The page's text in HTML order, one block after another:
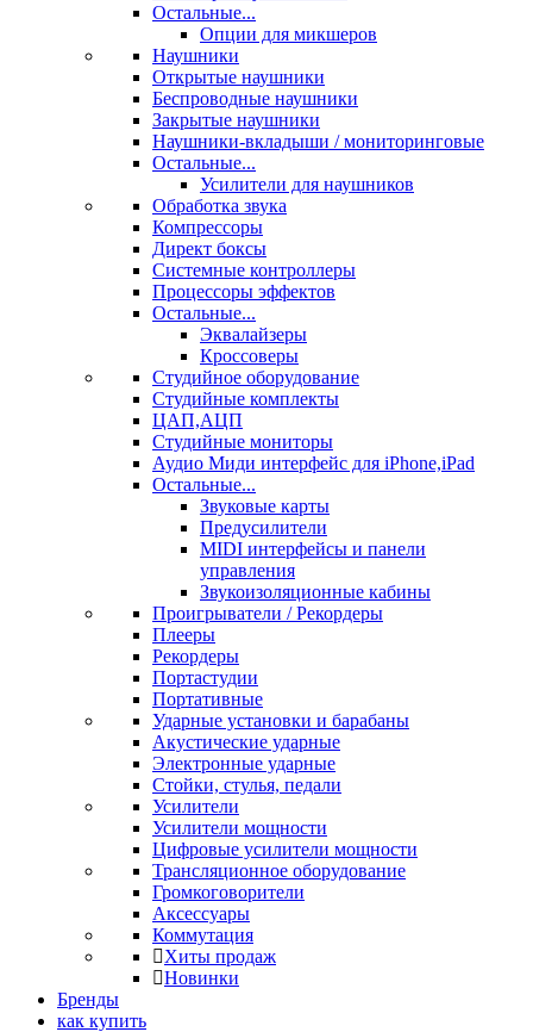
Остальные...
Опции для микшеров
Наушники
Открытые наушники
Беспроводные наушники
Закрытые наушники
Наушники-вкладыши / мониторинговые
Остальные...
Усилители для наушников
Обработка звука
Компрессоры
Директ боксы
Системные контроллеры
Процессоры эффектов
Остальные...
Эквалайзеры
Кроссоверы
Студийное оборудование
Студийные комплекты
ЦАП,АЦП
Студийные мониторы
Аудио Миди интерфейс для iPhone,iPad
Остальные...
Звуковые карты
Предусилители
MIDI интерфейсы и панели
управления
Звукоизоляционные кабины
Проигрыватели / Рекордеры
Плееры
Рекордеры
Портастудии
Портативные
Ударные установки и барабаны
Акустические ударные
Электронные ударные
Стойки, стулья, педали
Усилители
Усилители мощности
Цифровые усилители мощности
Трансляционное оборудование
Громкоговорители
Аксессуары
Коммутация
Хиты продаж
Новинки
Бренды
как купить